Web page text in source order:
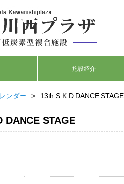
施設紹介
ンダー 13th S.K.D DANCE STAGE
DANCE STAGE